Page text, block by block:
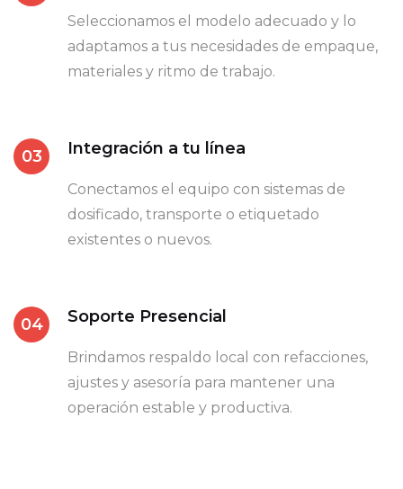
Seleccionamos el modelo adecuado y lo
adaptamos a tus necesidades de empaque,
materiales y ritmo de trabajo.
03 Integración a tu línea
Conectamos el equipo con sistemas de
dosificado, transporte o etiquetado
existentes o nuevos.
04 Soporte Presencial
Brindamos respaldo local con refacciones,
ajustes y asesoría para mantener una
operación estable y productiva.